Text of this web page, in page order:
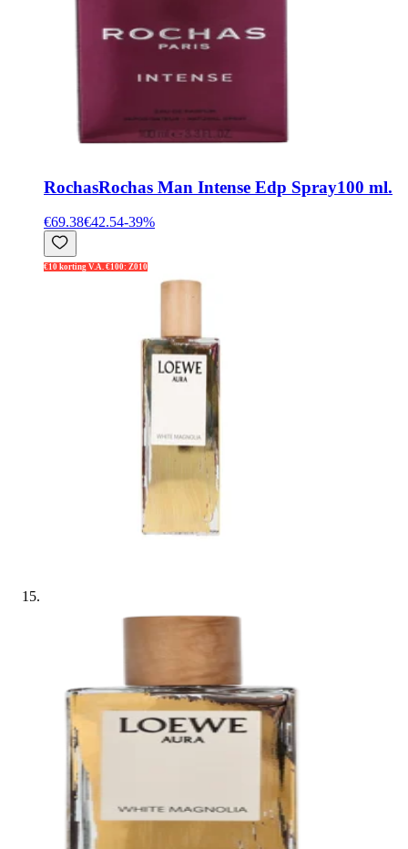
RochasRochas Man Intense Edp Spray100 ml.
€69.38€42.54-39%
€10 korting V.A. €100: Z010